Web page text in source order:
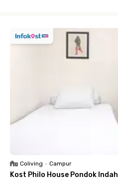
Coliving • Campur
Kost Philo House Pondok Indah